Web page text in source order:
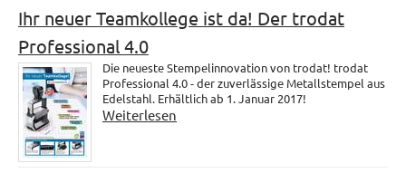
Ihr neuer Teamkollege ist da! Der trodat
Professional 4.0
Die neueste Stempelinnovation von trodat! trodat
Professional 4.0 - der zuverlässige Metallstempel aus
Edelstahl. Erhältlich ab 1. Januar 2017!
Weiterlesen